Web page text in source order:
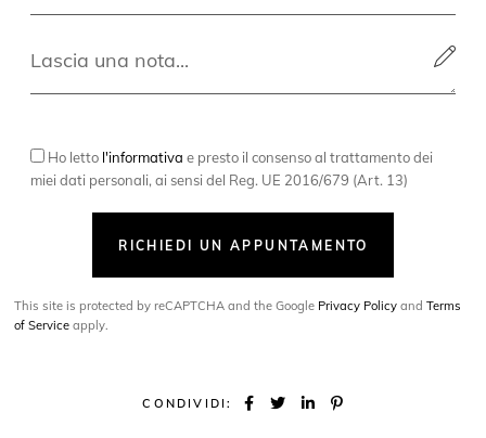
Ho letto l'informativa e presto il consenso al trattamento dei
miei dati personali, ai sensi del Reg. UE 2016/679 (Art. 13)
RICHIEDI UN APPUNTAMENTO
This site is protected by reCAPTCHA and the Google Privacy Policy andTerms
of Service apply.
CONDIVIDI: